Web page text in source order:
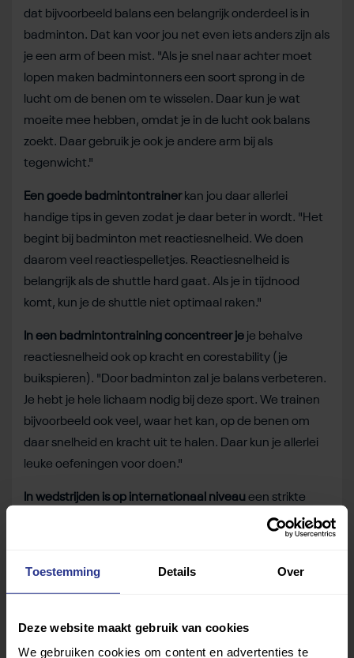
Toestemming Details Over
Deze website maakt gebruik van cookies
We gebruiken cookies om content en advertenties te
dat bijvoorbeeld balans een belangrijk onderdeel is in
badminton. Dat kan voor jou net even iets anders zijn als
je een arm of been mist. "Als je snel naar achter moet
lopen maken badmintonners een soort sprong in de
lucht om de benen om te wisselen. Daar kun je wat
moeite mee hebben, omdat je in de lucht ook balans
zoekt. Daar gebruik je ook je andere arm bij als
tegenwicht."
Een goede badmintontrainerkan jou daar allerlei
handige tips in geven zodat je daar beter in wordt. "Het
begint bij badminton met reactiesnelheid. We doen
daarom veel reactiespelletjes. Reactiesnelheid is
belangrijk als de shuttle hard gaat. Als je in tijdnood
komt, kun je de shuttle niet optimaal raken."
In een badmintontraining concentreer je je behalve
reactiesnelheid ook op kracht en corestability (je
buikspieren). "Door badminton zal je balans verbeteren.
Je hebt je hele lichaam nodig bij deze sport. We trainen
bijvoorbeeld ook veel, waar het kan, op de benen om
daar snelheid en kracht uit te halen. Daar kun je allerlei
leuke oefeningen voor doen."
In wedstrijden is op internationaal niveaueen strikte
scheiding per beperking met classificaties. "Maar in
Nederland doen we daar vaak wat losser in. We brengen
Ook voor jou is er een geschikte sport die je leuk vindt,